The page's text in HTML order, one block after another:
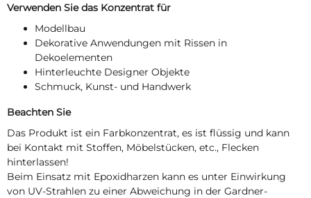
Verwenden Sie das Konzentrat für
Modellbau
Dekorative Anwendungen mit Rissen in
Dekoelementen
Hinterleuchte Designer Objekte
Schmuck, Kunst- und Handwerk
Beachten Sie
Das Produkt ist ein Farbkonzentrat, es ist flüssig und kann
bei Kontakt mit Stoffen, Möbelstücken, etc., Flecken
hinterlassen!
Beim Einsatz mit Epoxidharzen kann es unter Einwirkung
von UV-Strahlen zu einer Abweichung in der Gardner-